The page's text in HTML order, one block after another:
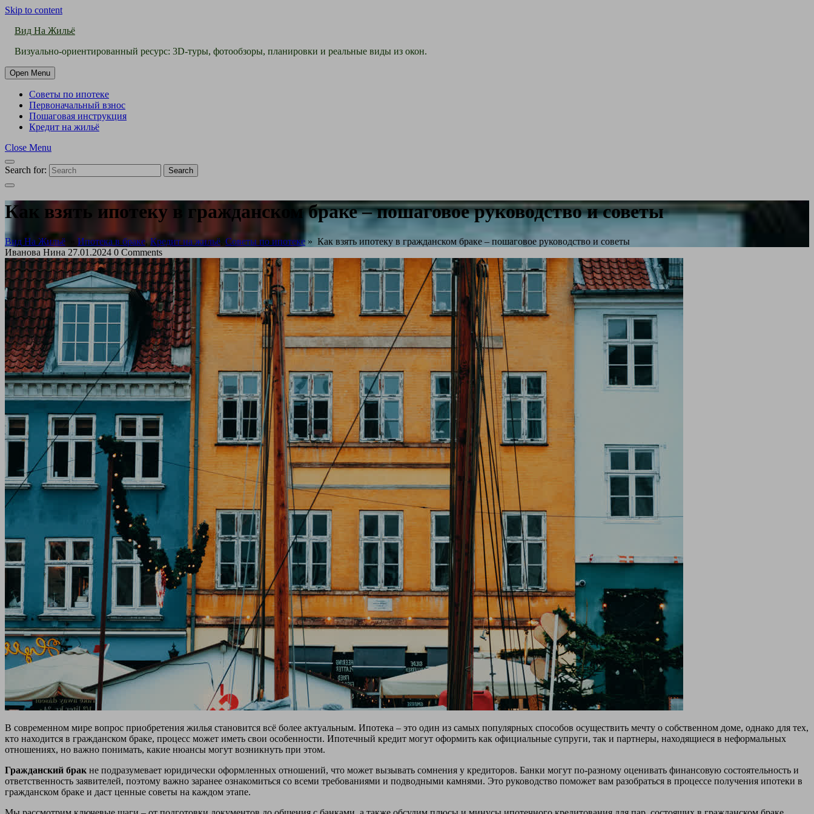
Skip to content
Вид На Жильё
Визуально-ориентированный ресурс: 3D-туры, фотообзоры, планировки и реальные виды из окон.
Open Menu
Советы по ипотеке
Первоначальный взнос
Пошаговая инструкция
Кредит на жильё
Close Menu
Search for: Search
Как взять ипотеку в гражданском браке – пошаговое руководство и советы
Вид На Жильё Ипотека в браке,Кредит на жильё Советы по ипотеке» Как взять ипотеку в гражданском браке – пошаговое руководство и советы
Иванова Нина 27.01.2024 0 Comments
В современном мире вопрос приобретения жилья становится всё более актуальным. Ипотека – это один из самых популярных способов осуществить мечту о собственном доме, однако для тех,
кто находится в гражданском браке, процесс может иметь свои особенности. Ипотечный кредит могут оформить как официальные супруги, так и партнеры, находящиеся в неформальных
отношениях, но важно понимать, какие нюансы могут возникнуть при этом.
Гражданский брак не подразумевает юридически оформленных отношений, что может вызывать сомнения у кредиторов. Банки могут по-разному оценивать финансовую состоятельность и
ответственность заявителей, поэтому важно заранее ознакомиться со всеми требованиями и подводными камнями. Это руководство поможет вам разобраться в процессе получения ипотеки в
гражданском браке и даст ценные советы на каждом этапе.